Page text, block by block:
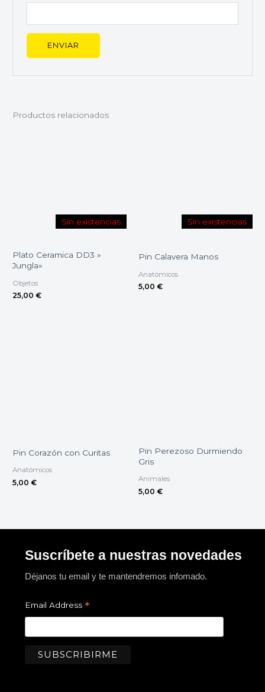
Productos relacionados
Sin existencias
Plato Ceramica DD3 »
Jungla»
Objetos
25,00 €
Sin existencias
Pin Calavera Manos
Anatómicos
5,00 €
Pin Corazón con Curitas
Anatómicos
5,00 €
Pin Perezoso Durmiendo
Gris
Animales
5,00 €
Suscríbete a nuestras novedades
Déjanos tu email y te mantendremos infomado.
Email Address *